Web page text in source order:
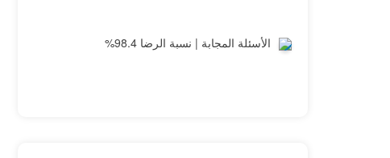
الأسئلة المجابة | نسبة الرضا 98.4%